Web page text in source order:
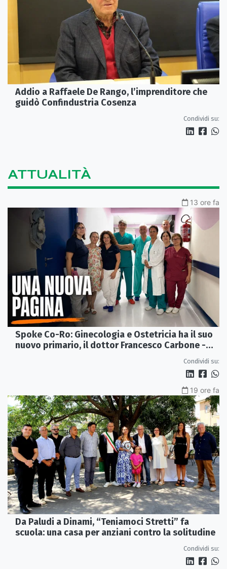
Addio a Raffaele De Rango, l’imprenditore che
guidò Confindustria Cosenza
Condividi su:
ATTUALITÀ
13 ore fa
Spoke Co-Ro: Ginecologia e Ostetricia ha il suo
nuovo primario, il dottor Francesco Carbone -
Condividi su:
19 ore fa
Da Paludi a Dinami, “Teniamoci Stretti” fa
scuola: una casa per anziani contro la solitudine
Condividi su: